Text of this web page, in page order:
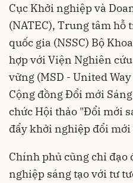
Cục Khởi nghiệp và
(NATEC), Trung tâm hỗ
quốc gia (NSSC) Bộ
hợp với Viện Nghiên
vững (MSD - United
Cộng đồng Đổi mới
chức Hội thảo "Đổi mới
đẩy khởi nghiệp đổi mới
Chính phủ cũng chỉ
nghiệp sáng tạo với tư